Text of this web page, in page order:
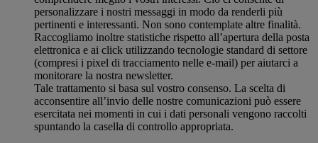
personalizzare i nostri messaggi in modo da renderli più
pertinenti e interessanti. Non sono contemplate altre finalità.
Raccogliamo inoltre statistiche rispetto all’apertura della posta
elettronica e ai click utilizzando tecnologie standard di settore
(compresi i pixel di tracciamento nelle e-mail) per aiutarci a
monitorare la nostra newsletter.
Tale trattamento si basa sul vostro consenso. La scelta di
acconsentire all’invio delle nostre comunicazioni può essere
esercitata nei momenti in cui i dati personali vengono raccolti
spuntando la casella di controllo appropriata.